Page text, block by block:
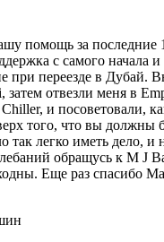
помощь за последние
с самого начала
при переезде в Дубай.
затем отвезли меня в
и посоветовали,
того, что вы должны
так легко иметь дело, и
обращусь к M J
Еще раз спасибо